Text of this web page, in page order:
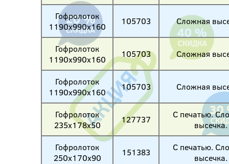
Гофролоток
1190х990х160
105703 Сложная
Гофролоток
1190х990х160
105703 Сложная
Гофролоток
1190х990х160
105703 Сложная
Гофролоток
235х178х50
127737
С печатью.
высечка.
Гофролоток
250х170х90
151383
С печатью.
высечка.